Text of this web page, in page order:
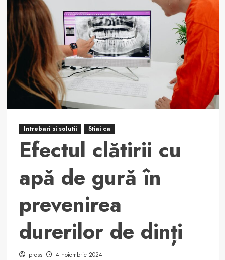
când
ai
dureri
severe
de
dinți
Intrebari si solutii Stiai ca
Efectul clătirii cu
apă de gură în
prevenirea
durerilor de dinți
press 4 noiembrie 2024